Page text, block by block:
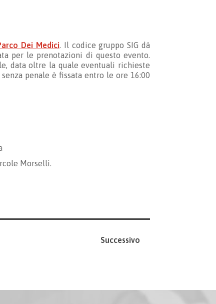
Dei Medici. Il codice gruppo SIG dà
per le prenotazioni di questo evento.
data oltre la quale eventuali richieste
penale è fissata entro le ore 16:00
Morselli.
Successivo